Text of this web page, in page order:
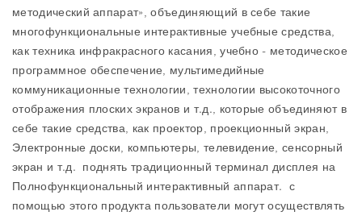
методический аппарат», объединяющий в себе такие
многофункциональные интерактивные учебные средства,
как техника инфракрасного касания, учебно - методическое
программное обеспечение, мультимедийные
коммуникационные технологии, технологии высокоточного
отображения плоских экранов и т.д., которые объединяют в
себе такие средства, как проектор, проекционный экран,
Электронные доски, компьютеры, телевидение, сенсорный
экран и т.д. поднять традиционный терминал дисплея на
Полнофункциональный интерактивный аппарат. с
помощью этого продукта пользователи могут осуществлять